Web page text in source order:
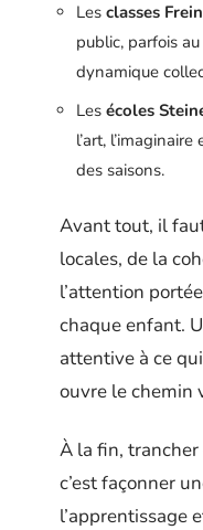
Les classes
public, parfois au
dynamique
Les écoles
l’art,
des saisons.
Avant tout, il
locales, de la
l’attention
chaque enfant.
attentive à ce
ouvre le chemin
À la fin,
c’est façonner
l’apprentissage